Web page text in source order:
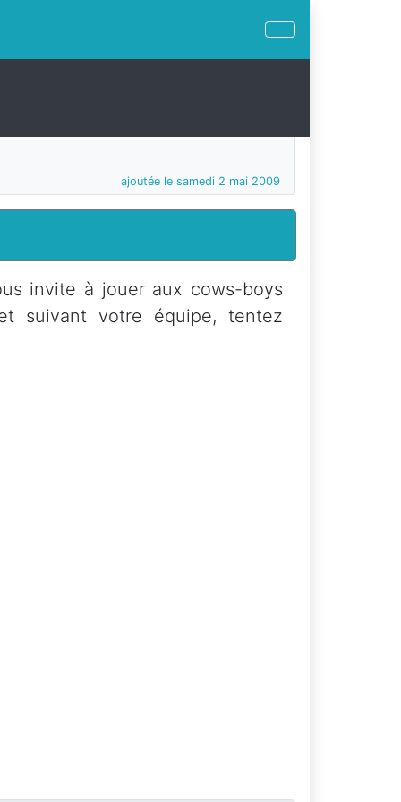
ajoutée le samedi 2 mai 2009
invite à jouer aux cows-boys
suivant votre équipe, tentez